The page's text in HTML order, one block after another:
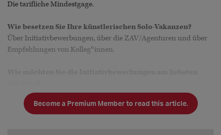
Die tarifliche Mindestgage.
Wie besetzen Sie Ihre künstlerischen Solo-Vakanzen?
Über Initiativbewerbungen, über die ZAV/Agenturen und über
Empfehlungen von Kolleg*innen.
Per Post an: Christian Holtzhauer
Per E-Mail an: alexandra.reich@mannheim.de
Become a Premium Member to read this article.